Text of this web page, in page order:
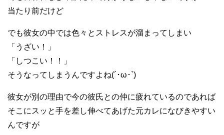
当たり前だけど
でも彼女の中では色々とストレスが溜まってしまい
「うざい！」
「しつこい！！」
そうなってしまうんですよね(´･ω･`)
彼女が別の理由で今の彼氏との仲に疲れているのであれば
そこにスッと手を差し伸べてあげた元カレになびきやすい
んですが